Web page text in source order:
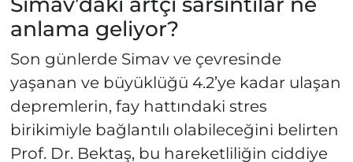
anlama geliyor?
Son günlerde Simav ve çevresinde
yaşanan ve büyüklüğü 4.2’ye kadar ulaşan
depremlerin, fay hattındaki stres
birikimiyle bağlantılı olabileceğini belirten
Prof. Dr. Bektaş, bu hareketliliğin ciddiye